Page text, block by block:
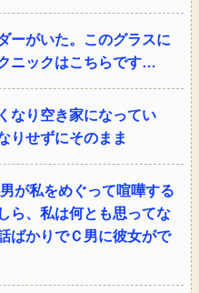
ーがいた。このグラスに
ニックはこちらです…
なり空き家になってい
りせずにそのまま
が私をめぐって喧嘩する
ら、私は何とも思ってな
ばかりでＣ男に彼女がで